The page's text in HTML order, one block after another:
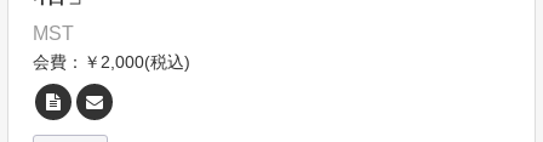
MST
会費：￥2,000(税込)